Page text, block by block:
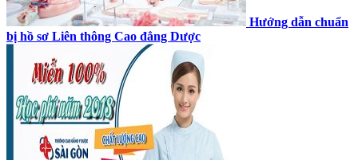
Hướng dẫn chuẩn
bị hồ sơ Liên thông Cao đẳng Dược